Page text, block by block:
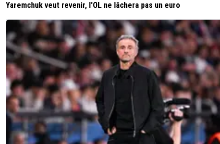
Chaud
Répondre
drooneyef69 03 novembre 2017 à 00:02 +0
Ouf et bon retour chez vous les toffees.
+ Répondre
therockgone-skypiii 02 novembre 2017 à 23:54 +0
Je suis sincèrement soulagé pour lui et ses proches...
Yaremchuk veut revenir, l'OL ne lâchera pas un euro